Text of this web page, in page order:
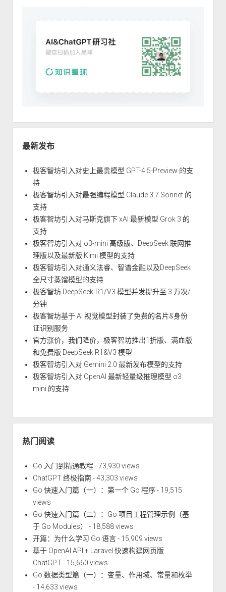
最新发布
极客智坊引入对史上最贵模型 GPT-4.5-Preview 的支
持
极客智坊引入对最强编程模型 Claude 3.7 Sonnet 的
支持
极客智坊引入对马斯克旗下 xAI 最新模型 Grok 3 的
支持
极客智坊引入对 o3-mini 高级版、DeepSeek 联网推
理版以及最新版 Kimi 模型的支持
极客智坊引入对通义法睿、智谱金融以及DeepSeek
全尺寸蒸馏模型的支持
极客智坊 DeepSeek-R1/V3 模型并发提升至 3 万次/
分钟
极客智坊基于 AI 视觉模型封装了免费的名片&身份
证识别服务
官方涨价，我们降价，极客智坊推出1折版、满血版
和免费版 DeepSeek R1&V3 模型
极客智坊引入对 Gemini 2.0 最新发布模型的支持
极客智坊引入对 OpenAI 最新轻量级推理模型 o3
mini 的支持
热门阅读
Go 入门到精通教程- 73,930 views
ChatGPT 终极指南- 43,303 views
Go 快速入门篇（一）：第一个 Go 程序- 19,515
views
Go 快速入门篇（二）：Go 项目工程管理示例（基
于 Go Modules）
- 18,588 views
开篇：为什么学习 Go 语言- 15,909 views
基于 OpenAI API + Laravel 快速构建网页版
ChatGPT- 15,660 views
Go 数据类型篇（一）：变量、作用域、常量和枚举
- 14,633 views